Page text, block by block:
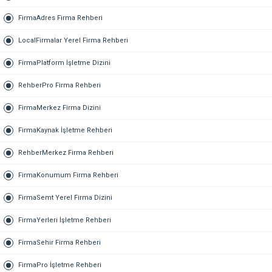
FirmaAdres Firma Rehberi
LocalFirmalar Yerel Firma Rehberi
FirmaPlatform İşletme Dizini
RehberPro Firma Rehberi
FirmaMerkez Firma Dizini
FirmaKaynak İşletme Rehberi
RehberMerkez Firma Rehberi
FirmaKonumum Firma Rehberi
FirmaSemt Yerel Firma Dizini
FirmaYerleri İşletme Rehberi
FirmaSehir Firma Rehberi
FirmaPro İşletme Rehberi